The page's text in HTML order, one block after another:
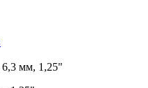
6,3 мм, 1,25"